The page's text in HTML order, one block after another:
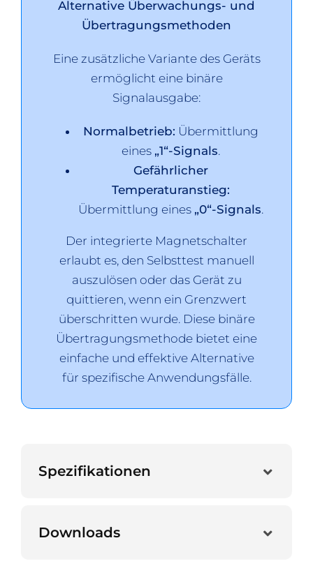
Alternative Überwachungs- und
Übertragungsmethoden
Eine zusätzliche Variante des Geräts
ermöglicht eine binäre
Signalausgabe:
Normalbetrieb: Übermittlung
eines „1“-Signals.
Gefährlicher
Temperaturanstieg:
Übermittlung eines „0“-Signals.
Der integrierte Magnetschalter
erlaubt es, den Selbsttest manuell
auszulösen oder das Gerät zu
quittieren, wenn ein Grenzwert
überschritten wurde. Diese binäre
Übertragungsmethode bietet eine
einfache und effektive Alternative
für spezifische Anwendungsfälle.
Spezifikationen
Downloads